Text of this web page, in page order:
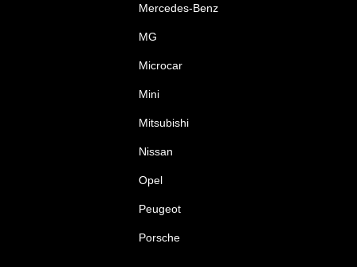
Mercedes-Benz
MG
Microcar
Mini
Mitsubishi
Nissan
Opel
Peugeot
Porsche